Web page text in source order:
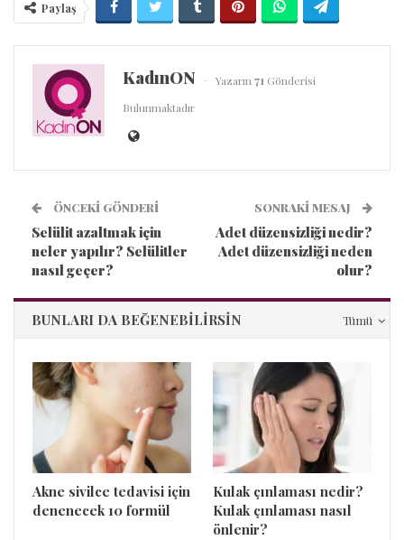
Paylaş
KadınON Yazarın 71 Gönderisi
Bulunmaktadır
ÖNCEKI GÖNDERI
Selülit azaltmak için
neler yapılır? Selülitler
nasıl geçer?
SONRAKI MESAJ
Adet düzensizliği nedir?
Adet düzensizliği neden
olur?
Tümü
BUNLARI DA BEĞENEBILIRSIN
Akne sivilce tedavisi için
denenecek 10 formül
Kulak çınlaması nedir?
Kulak çınlaması nasıl
önlenir?